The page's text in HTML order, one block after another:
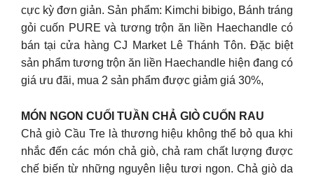
cực kỳ đơn giản. Sản phẩm: Kimchi bibigo, Bánh tráng
gỏi cuốn PURE và tương trộn ăn liền Haechandle có
bán tại cửa hàng CJ Market Lê Thánh Tôn. Đặc biệt
sản phẩm tương trộn ăn liền Haechandle hiện đang có
giá ưu đãi, mua 2 sản phẩm được giảm giá 30%,
MÓN NGON CUỐI TUẦN CHẢ GIÒ CUỐN RAU
Chả giò Cầu Tre là thương hiệu không thể bỏ qua khi
nhắc đến các món chả giò, chả ram chất lượng được
chế biến từ những nguyên liệu tươi ngon. Chả giò da